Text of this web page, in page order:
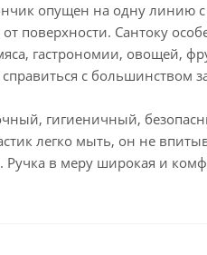
опущен на одну линию
Сантоку
гастрономии, овощей,
с большинством
гигиеничный,
легко мыть, он не
в меру широкая и